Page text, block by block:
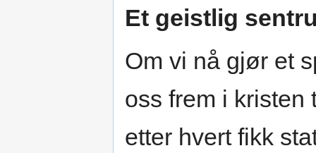
Et geistlig
Om vi nå gjør et
oss frem i kristen
etter hvert fikk